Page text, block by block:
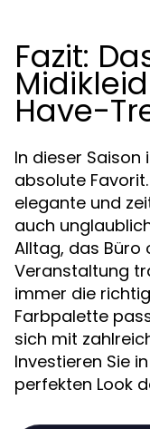
Fazit:
Have-
In dieser Saison
absolute
elegante und
auch
Alltag, das Büro
Veranstaltung
immer die
Farbpalette
sich mit
Investieren Sie
perfekten Look